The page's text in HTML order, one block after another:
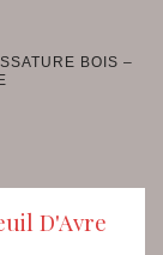
BOIS –
D'Avre